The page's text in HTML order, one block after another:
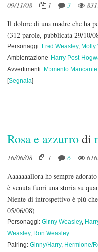
09/11/08 1 3
Il dolore di una madre che ha
(312 parole, pubblicata 29/10/
Personaggi: Fred Weasley, Molly
Ambientazione: Harry Post-
Avvertimenti: Momento Mancante
[Segnala]
Rosa e azzurrodi
16/06/08 1 6
Aaaaaaallora ho sempre
è venuta fuori una storia su
Niente di introspettivo è più
05/06/08)
Personaggi: Ginny Weasley,
Weasley, Ron Weasley
Pairing: Ginny/Harry, Hermione/